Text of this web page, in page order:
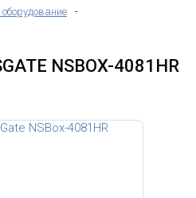
оборудование
-
NSBOX-4081HR